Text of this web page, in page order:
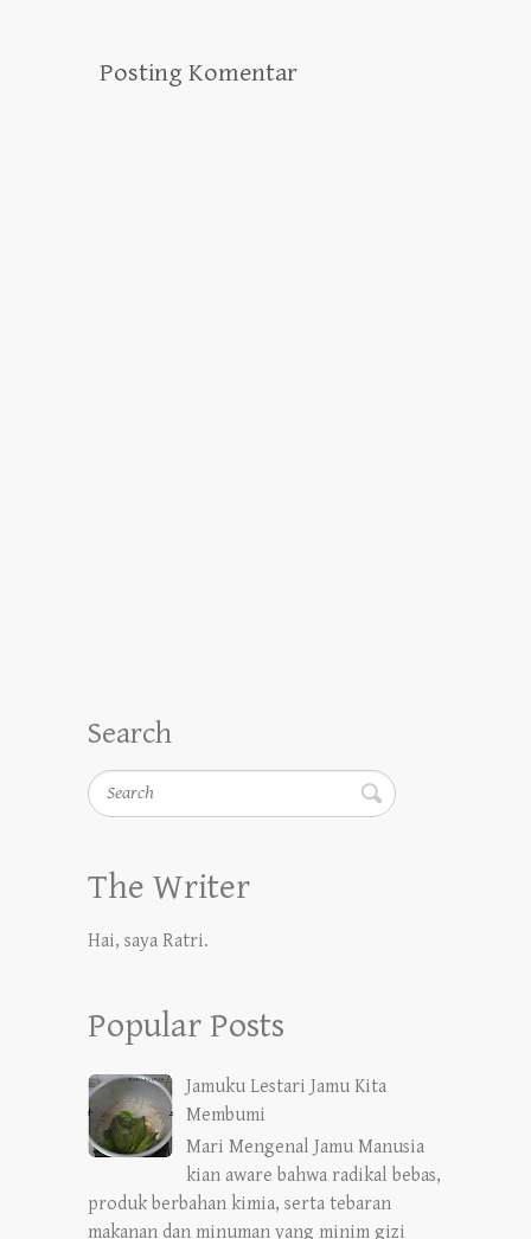
Posting Komentar
Search
Search
The Writer
Hai, saya Ratri.
Popular Posts
Jamuku Lestari Jamu Kita
Membumi
Mari Mengenal Jamu Manusia
kian aware bahwa radikal bebas,
produk berbahan kimia, serta tebaran
makanan dan minuman yang minim gizi